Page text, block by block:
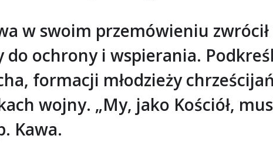
w swoim przemówieniu
do ochrony i wspierania.
formacji młodzieży
wojny. „My, jako Kościół,
Kawa.